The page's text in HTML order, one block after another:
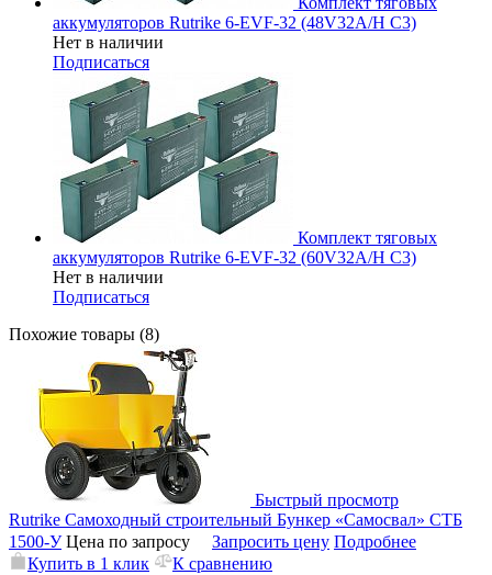
аккумуляторов Rutrike 6-EVF-32 (48V32A/H C3)
Нет в наличии
Подписаться
Комплект тяговых
аккумуляторов Rutrike 6-EVF-32 (60V32A/H C3)
Нет в наличии
Подписаться
Похожие товары (8)
Быстрый просмотр
Rutrike Самоходный строительный Бункер «Самосвал» СТБ
1500-У Цена по запросу Запросить цену Подробнее
Купить в 1 клик
К сравнению